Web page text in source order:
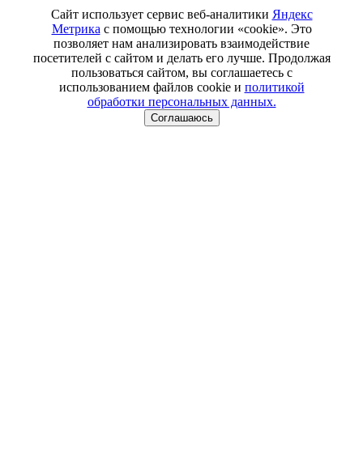
Сайт использует сервис веб-аналитики Яндекс
Метрика с помощью технологии «cookie». Это
позволяет нам анализировать взаимодействие
посетителей с сайтом и делать его лучше. Продолжая
пользоваться сайтом, вы соглашаетесь с
использованием файлов cookie и политикой
обработки персональных данных.
Соглашаюсь